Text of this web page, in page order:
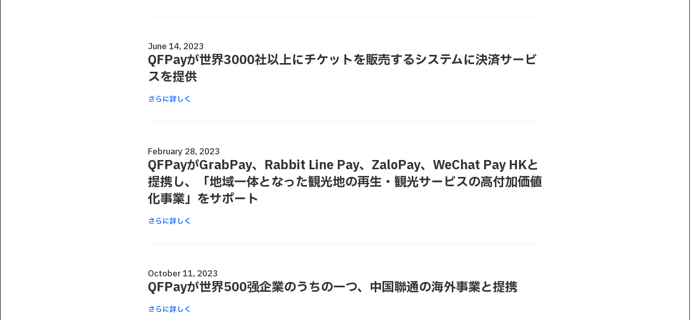
June 14, 2023
QFPayが世界3000社以上にチケットを販売するシステムに決済サービ
スを提供
さらに詳しく
February 28, 2023
QFPayがGrabPay、Rabbit Line Pay、ZaloPay、WeChat Pay HKと
提携し、「地域一体となった観光地の再生・観光サービスの高付加価値
化事業」をサポート
さらに詳しく
October 11, 2023
QFPayが世界500强企業のうちの一つ、中国聯通の海外事業と提携
さらに詳しく